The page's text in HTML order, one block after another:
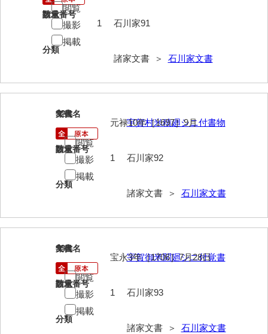
桂家文書（宇部市2）
桂家文書（下関市長府）
金谷家文書
金子家文書
兼重家文書
兼田家文書
亀田家文書
賀屋家文書
河北家文書
請求番号
石川家91
分類
諸家文書 ＞ 石川家文書
数量
1
閲覧
撮影
掲載
92
文書名
宇賀村米積廻シニ付書物
請求番号
石川家92
分類
諸家文書 ＞ 石川家文書
年代
元禄10年［1697］9月
数量
1
閲覧
撮影
掲載
93
文書名
宇賀御米関廻シニ付覚書
請求番号
石川家93
分類
諸家文書 ＞ 石川家文書
年代
宝永3年［1706］7月28日
数量
1
閲覧
撮影
掲載